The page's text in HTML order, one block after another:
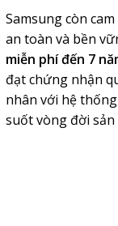
Samsung còn
an toàn và bền
miễn phí đến 7
đạt chứng nhận
nhân với hệ
suốt vòng đời sản